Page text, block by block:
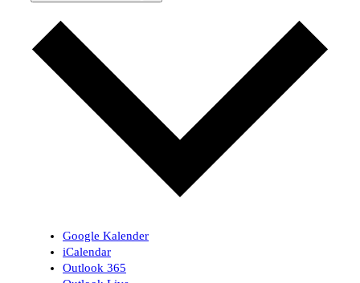
Google Kalender
iCalendar
Outlook 365